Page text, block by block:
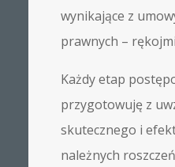
wynikające z
prawnych –
Każdy etap
przygotowuję z
skutecznego i
należnych